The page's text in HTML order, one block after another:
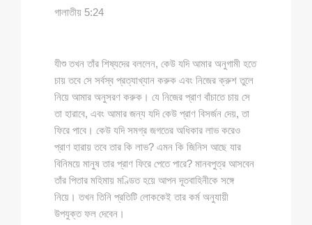
গালাতীয় 5:24
যীশু তখন তাঁর শিষ্যদের বললেন, কেউ যদি আমার অনুগামী হতে
চায় তবে সে সর্বস্ব প্রত্যাখ্যান করুক এবং নিজের ক্রুশ তুলে
নিয়ে আমার অনুসরণ করুক। যে নিজের প্রাণ বাঁচাতে চায় সে
তা হারাবে, এবং আমার জন্য যদি কেউ প্রাণ বিসর্জন দেয়, তা
ফিরে পাবে। কেউ যদি সমগ্র জগতের অধিকার লাভ করেও
প্রাণ হারায় তবে তার কি লাভ? এমন কি জিনিস আছে যার
বিনিময়ে মানুষ তার প্রাণ ফিরে পেতে পারে? মানবপুত্র আসবেন
তাঁর পিতার মহিমায় মণ্ডিত হয়ে আপন দূতবাহিনীকে সঙ্গে
নিয়ে। তখন তিনি প্রতিটি লোককেই তার কর্ম অনুযায়ী
উপযুক্ত ফল দেবেন।